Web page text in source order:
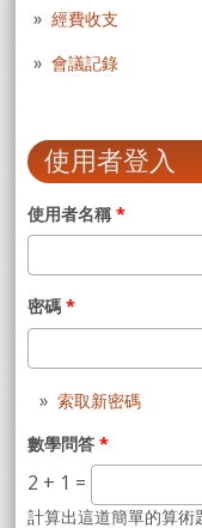
經費收支
會議記錄
使用者登入
使用者名稱*
密碼*
索取新密碼
數學問答*
2 + 1 =
計算出這道簡單的算術